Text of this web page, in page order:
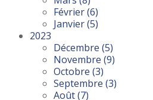
Février(6)
Janvier(5)
2023
Décembre (5)
Novembre (9)
Octobre (3)
Septembre (3)
Août(7)